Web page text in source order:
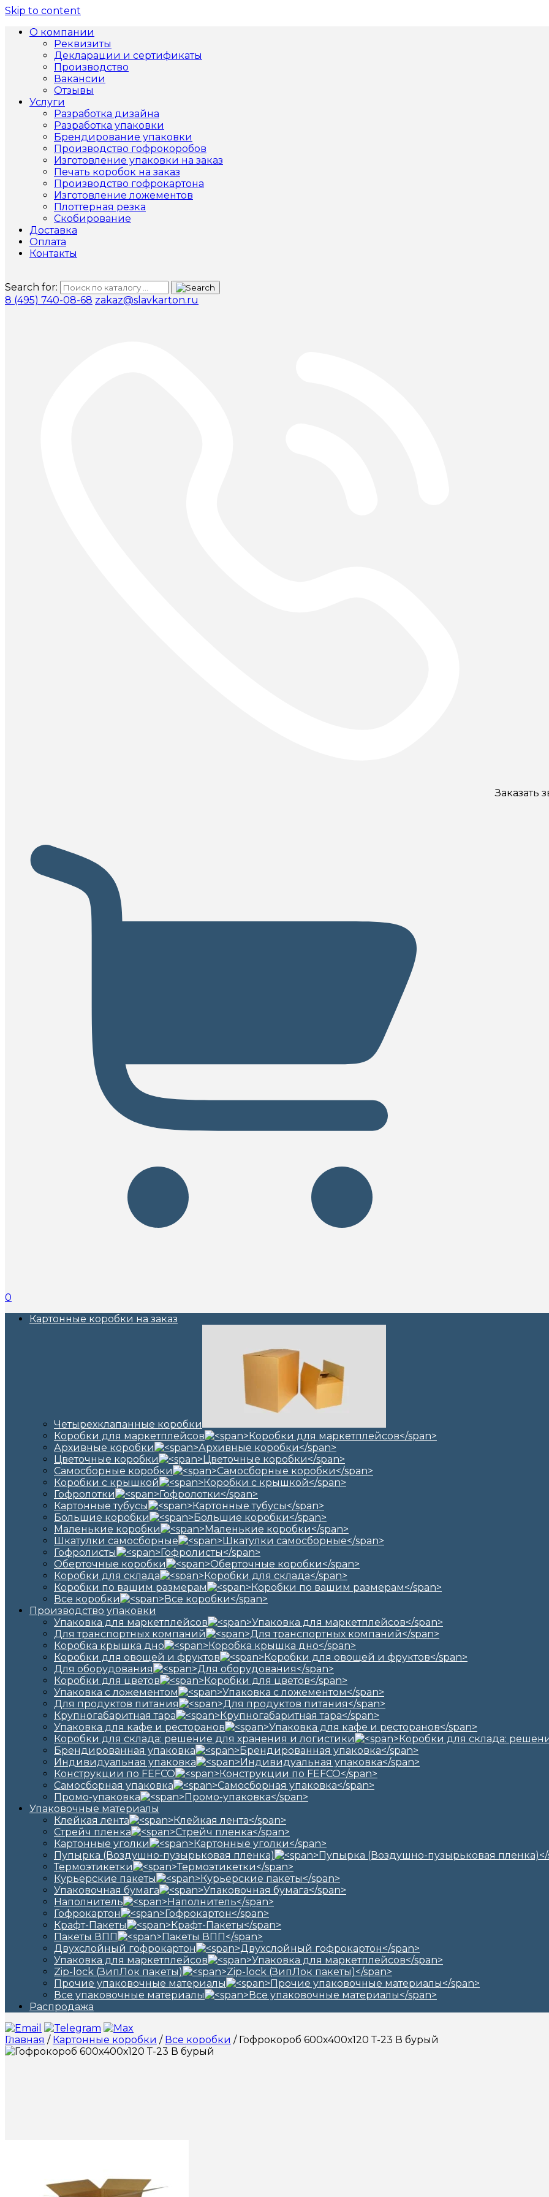
Skip to content
О компании
Реквизиты
Декларации и сертификаты
Производство
Вакансии
Отзывы
Услуги
Разработка дизайна
Разработка упаковки
Брендирование упаковки
Производство гофрокоробов
Изготовление упаковки на заказ
Печать коробок на заказ
Производство гофрокартона
Изготовление ложементов
Плоттерная резка
Скобирование
Доставка
Оплата
Контакты
Search for:
8 (495) 740-08-68 zakaz@slavkarton.ru
Заказать
0
Картонные коробки на заказ
Четырехклапанные коробки
Коробки для маркетплейсов
Архивные коробки
Цветочные коробки
Самосборные коробки
Коробки с крышкой
Гофролотки
Картонные тубусы
Большие коробки
Маленькие коробки
Шкатулки самосборные
Гофролисты
Оберточные коробки
Коробки для склада
Коробки по вашим размерам
Все коробки
Производство упаковки
Упаковка для маркетплейсов
Для транспортных компаний
Коробка крышка дно
Коробки для овощей и фруктов
Для оборудования
Коробки для цветов
Упаковка с ложементом
Для продуктов питания
Крупногабаритная тара
Упаковка для кафе и ресторанов
Коробки для склада: решение для хранения и логистики
Брендированная упаковка
Индивидуальная упаковка
Конструкции по FEFCO
Самосборная упаковка
Промо-упаковка
Упаковочные материалы
Клейкая лента
Стрейч пленка
Картонные уголки
Пупырка (Воздушно-пузырьковая пленка)
Термоэтикетки
Курьерские пакеты
Упаковочная бумага
Наполнитель
Гофрокартон
Крафт-Пакеты
Пакеты ВПП
Двухслойный гофрокартон
Упаковка для маркетплейсов
Zip-lock (ЗипЛок пакеты)
Прочие упаковочные материалы
Все упаковочные материалы
Распродажа
Главная / Картонные коробки / Все коробки / Гофрокороб 600х400х120 Т-23 В бурый